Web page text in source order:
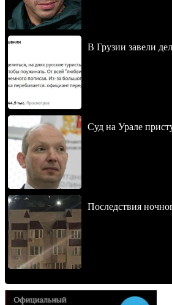
В Грузии завели
Суд на Урале
Последствия